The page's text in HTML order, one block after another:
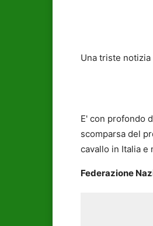
Una triste
E' con profondo
scomparsa del
cavallo in Italia e
Federazione